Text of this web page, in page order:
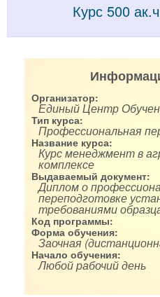
Курс 500
Организатор:
Единый Центр
Тип курса:
Профессиональная
Название курса:
Курс менеджмент в
комплексе
Выдаваемый документ:
Диплом о
переподготовке
требованиями
Код программы:
Форма обучения:
Заочная
Начало обучения:
Любой рабочий день